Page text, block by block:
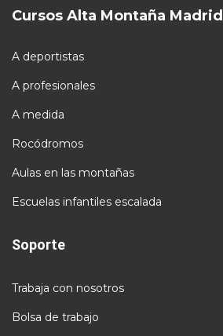
Cursos Alta Montaña Madrid
A deportistas
A profesionales
A medida
Rocódromos
Aulas en las montañas
Escuelas infantiles escalada
Soporte
Trabaja con nosotros
Bolsa de trabajo